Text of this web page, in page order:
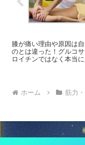
膝が痛い理由や原因は
のとは違った！グルコ
ロイチンではなく本当
ホーム 筋力